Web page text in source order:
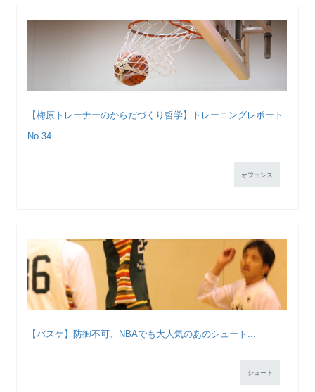
【梅原トレーナーのからだづくり哲学】トレーニングレポート
No.34...
オフェンス
【バスケ】防御不可、NBAでも大人気のあのシュート...
シュート